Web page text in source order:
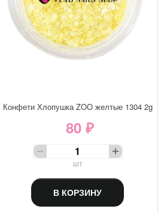
Конфети Хлопушка ZOO желтые 1304 2g
80 ₽
шт
В КОРЗИНУ